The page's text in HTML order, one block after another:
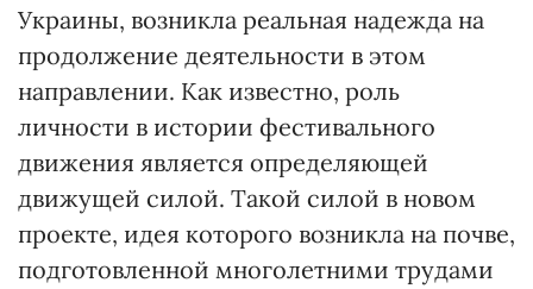
Украины, возникла реальная надежда на
продолжение деятельности в этом
направлении. Как известно, роль
личности в истории фестивального
движения является определяющей
движущей силой. Такой силой в новом
проекте, идея которого возникла на почве,
подготовленной многолетними трудами